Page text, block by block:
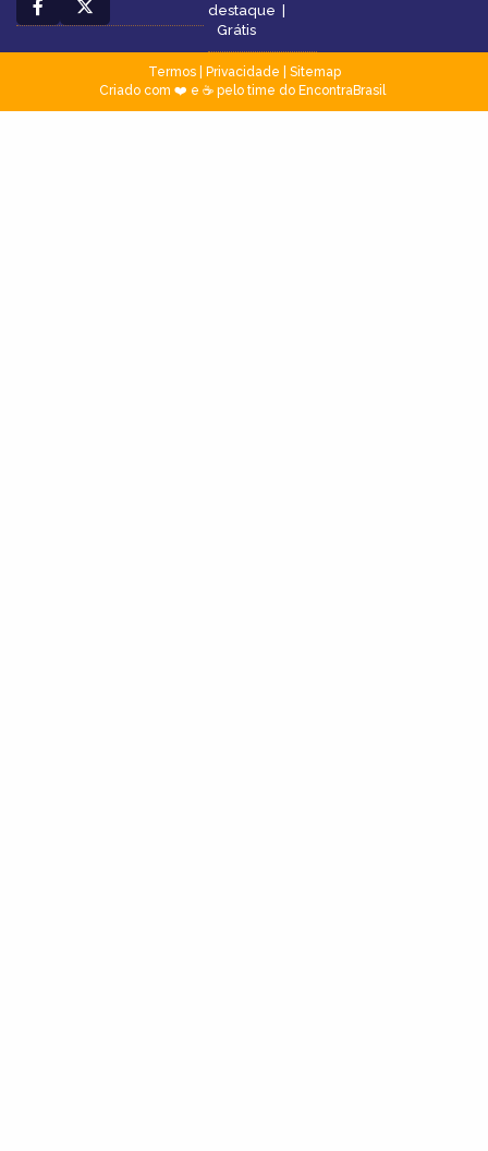
destaque |
Grátis
Termos| Privacidade
Sitemap
Criado com ❤️ e ☕ pelo time do EncontraBrasil